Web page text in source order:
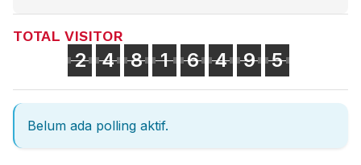
TOTAL VISITOR
2 4 8 1 6 4 9 5
Belum ada polling aktif.